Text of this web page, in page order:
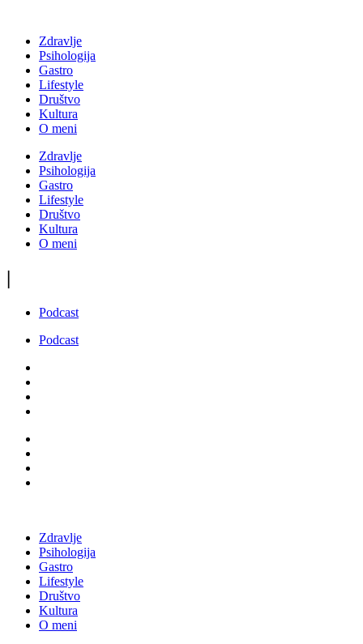
Zdravlje
Psihologija
Gastro
Lifestyle
Društvo
Kultura
O meni
Zdravlje
Psihologija
Gastro
Lifestyle
Društvo
Kultura
O meni
|
Podcast
Podcast
Zdravlje
Psihologija
Gastro
Lifestyle
Društvo
Kultura
O meni